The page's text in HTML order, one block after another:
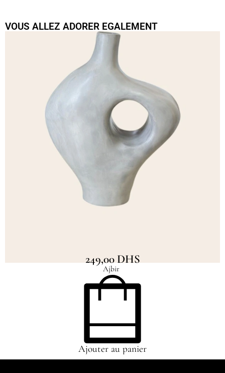
VOUS ALLEZ ADORER EGALEMENT
Ajbir
249,00DHS
Ajouter au panier